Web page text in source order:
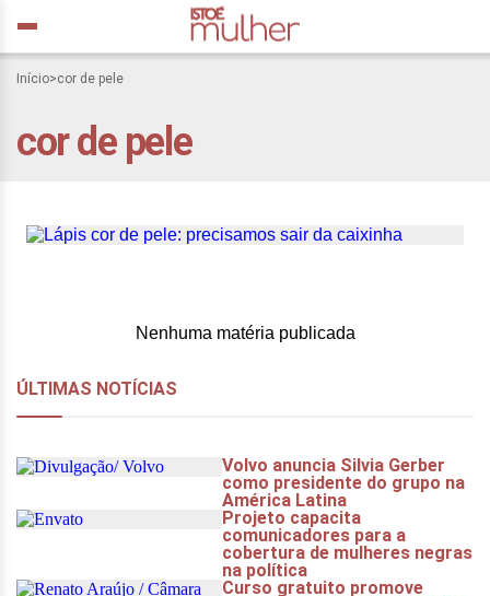
Início>cor de pele
cor de pele
Lápis cor de pele:
precisamos sair da
Nenhuma matéria publicada